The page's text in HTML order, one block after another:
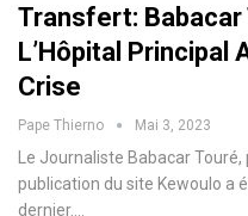
Transfert:
L’Hôpital Principal
Crise
Pape Thierno Mai 3, 2023
Le Journaliste Babacar
publication du site Kewoulo a
dernier.…